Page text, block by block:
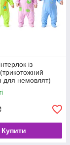
із
для немовлят)
Купити